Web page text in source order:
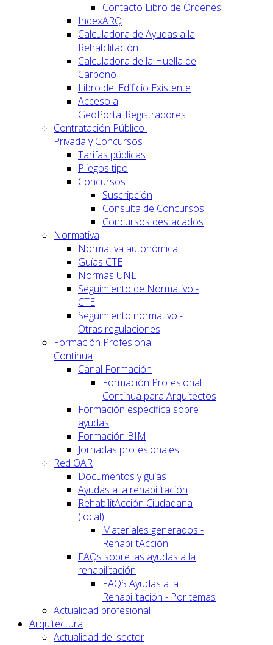
Contacto Libro de Órdenes
IndexARQ
Calculadora de Ayudas a la
Rehabilitación
Calculadora de la Huella de
Carbono
Libro del Edificio Existente
Acceso a
GeoPortal.Registradores
Contratación Público-
Privada y Concursos
Tarifas públicas
Pliegos tipo
Concursos
Suscripción
Consulta de Concursos
Concursos destacados
Normativa
Normativa autonómica
Guías CTE
Normas UNE
Seguimiento de Normativo -
CTE
Seguimiento normativo -
Otras regulaciones
Formación Profesional
Continua
Canal Formación
Formación Profesional
Continua para Arquitectos
Formación específica sobre
ayudas
Formación BIM
Jornadas profesionales
Red OAR
Documentos y guías
Ayudas a la rehabilitación
RehabilitAcción Ciudadana
(local)
Materiales generados -
RehabilitAcción
FAQs sobre las ayudas a la
rehabilitación
FAQS Ayudas a la
Rehabilitación - Por temas
Actualidad profesional
Arquitectura
Actualidad del sector